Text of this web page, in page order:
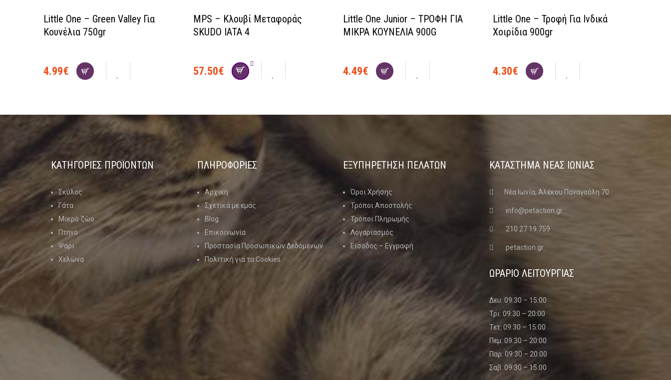
Little One – Green Valley Για
Κουνέλια 750gr
4.99€
MPS – Κλουβί Μεταφοράς
SKUDO ΙΑΤΑ 4
57.50€
Little One Junior – ΤΡΟΦΗ ΓΙΑ
ΜΙΚΡΑ ΚΟΥΝΕΛΙΑ 900G
4.49€
Little One – Τροφή Για Ινδικά
Χοιρίδια 900gr
4.30€
ΚΑΤΗΓΟΡΊΕΣ ΠΡΟΪΌΝΤΩΝ
Σκύλος
Γάτα
Μικρό ζώο
Πτηνό
Ψάρι
Χελώνα
ΠΛΗΡΟΦΟΡΙΕΣ
Αρχική
Σχετικά με εμάς
Blog
Επικοινωνία
Προστασία Προσωπικών Δεδομένων
Πολιτική για τα Cookies
ΕΞΥΠΗΡΕΤΗΣΗ ΠΕΛΑΤΩΝ
Όροι Χρήσης
Τρόποι Αποστολής
Τρόποι Πληρωμής
Λογαριασμός
Είσοδος – Εγγραφή
ΚΑΤΑΣΤΗΜΑ ΝΈΑΣ ΙΩΝΊΑΣ
Νέα Ιωνία, Αλέκου Παναγούλη 70
info@petaction.gr
210 27 19 759
petaction.gr
ΩΡΑΡΙΟ ΛΕΙΤΟΥΡΓΙΑΣ
Δευ: 09:30 – 15:00
Τρι: 09:30 – 20:00
Τετ: 09:30 – 15:00
Πεμ: 09:30 – 20:00
Παρ: 09:30 – 20:00
Σαβ: 09:30 – 15:00